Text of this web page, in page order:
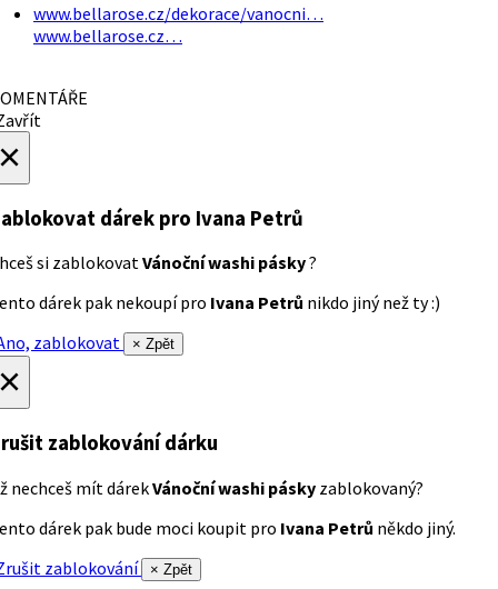
www.bellarose.cz/dekorace/vanocni…
www.bellarose.cz…
dárek pro Ivana Petrů
si zablokovatVánoční washi pásky?
dárek pak nekoupí pro Ivana Petrů nikdo jiný než ty :)
zablokovat
× Zpět
zablokování dárku
nechceš mít dárekVánoční washi pásky zablokovaný?
dárek pak bude moci koupit pro Ivana Petrů někdo jiný.
zablokování
× Zpět